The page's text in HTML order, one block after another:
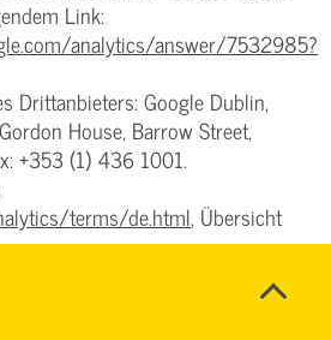
Link:
analytics/answer/7532985?
Drittanbieters: Google Dublin,
House, Barrow Street,
+353 (1) 436 1001.
terms/de.html, Übersicht
de/analytics/learn/privacy.html